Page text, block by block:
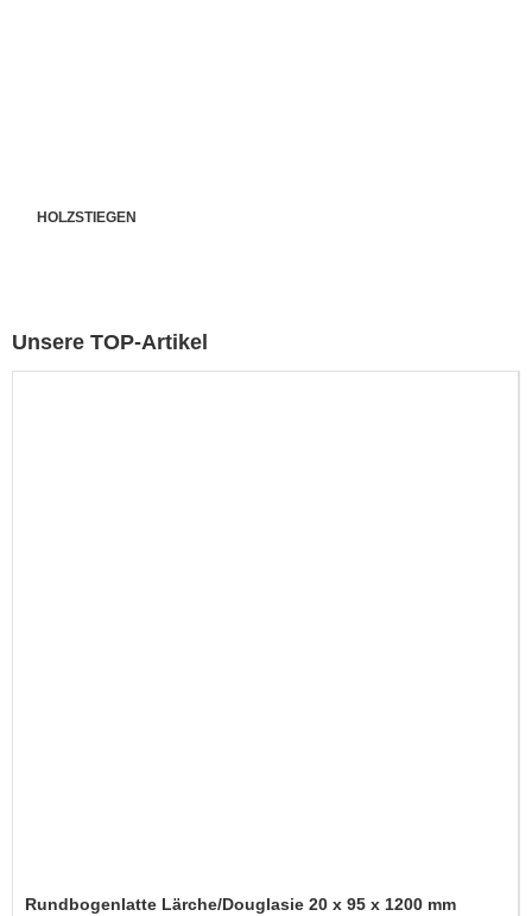
HOLZSTIEGEN
Unsere TOP-Artikel
Rundbogenlatte Lärche/Douglasie 20 x 95 x 1200 mm